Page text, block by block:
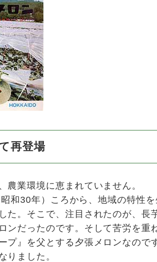
再登場
農業環境に恵まれていません。
和30年）ころから、地域の特性
た。そこで、注目されたのが、長
ンだったのです。そして苦労を重
プ』を父とする夕張メロンなので
りました。